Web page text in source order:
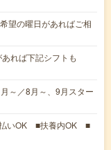
望の曜日があればご相
れば下記シフトも
～／8月～、9月スター
いOK ■扶養内OK ■